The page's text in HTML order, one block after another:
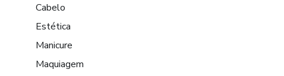
Cabelo
Estética
Manicure
Maquiagem